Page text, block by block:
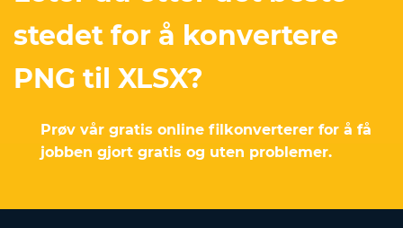
stedet for å konvertere
PNG til XLSX?
Prøv vår gratis online filkonverterer for å få
jobben gjort gratis og uten problemer.